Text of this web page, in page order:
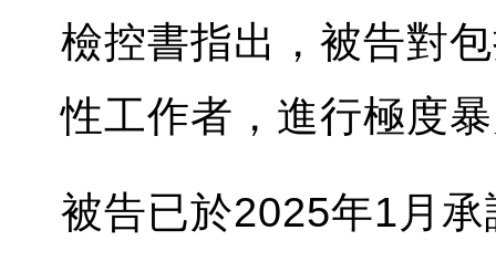
檢控書指出，被告對
性工作者，進行極度
被告已於2025年1月